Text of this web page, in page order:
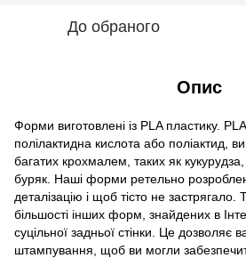
До обраного
Опис
Форми виготовлені із PLA пластику.
полілактидна кислота або поліактид,
багатих крохмалем, таких як
буряк. Наші форми ретельно
деталізацію і щоб тісто не застрягало.
більшості інших форм, знайдених в
суцільної задньої стінки. Це дозволяє
штампування, щоб ви могли